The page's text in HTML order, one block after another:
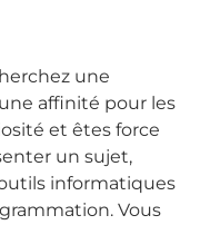
une
affinité pour les
et êtes force
un sujet,
informatiques
Vous